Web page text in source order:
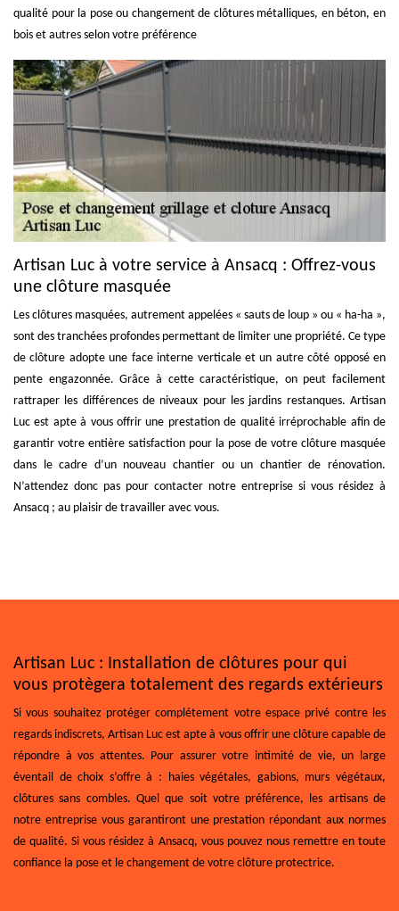
qualité pour la pose ou changement de clôtures métalliques, en béton, en
bois et autres selon votre préférence
Artisan Luc à votre service à Ansacq : Offrez-vous
une clôture masquée
Les clôtures masquées, autrement appelées « sauts de loup » ou « ha-ha »,
sont des tranchées profondes permettant de limiter une propriété. Ce type
de clôture adopte une face interne verticale et un autre côté opposé en
pente engazonnée. Grâce à cette caractéristique, on peut facilement
rattraper les différences de niveaux pour les jardins restanques. Artisan
Luc est apte à vous offrir une prestation de qualité irréprochable afin de
garantir votre entière satisfaction pour la pose de votre clôture masquée
dans le cadre d’un nouveau chantier ou un chantier de rénovation.
N’attendez donc pas pour contacter notre entreprise si vous résidez à
Ansacq ; au plaisir de travailler avec vous.
Artisan Luc : Installation de clôtures pour qui
vous protègera totalement des regards extérieurs
Si vous souhaitez protéger complétement votre espace privé contre les
regards indiscrets, Artisan Luc est apte à vous offrir une clôture capable de
répondre à vos attentes. Pour assurer votre intimité de vie, un large
éventail de choix s’offre à : haies végétales, gabions, murs végétaux,
clôtures sans combles. Quel que soit votre préférence, les artisans de
notre entreprise vous garantiront une prestation répondant aux normes
de qualité. Si vous résidez à Ansacq, vous pouvez nous remettre en toute
confiance la pose et le changement de votre clôture protectrice.